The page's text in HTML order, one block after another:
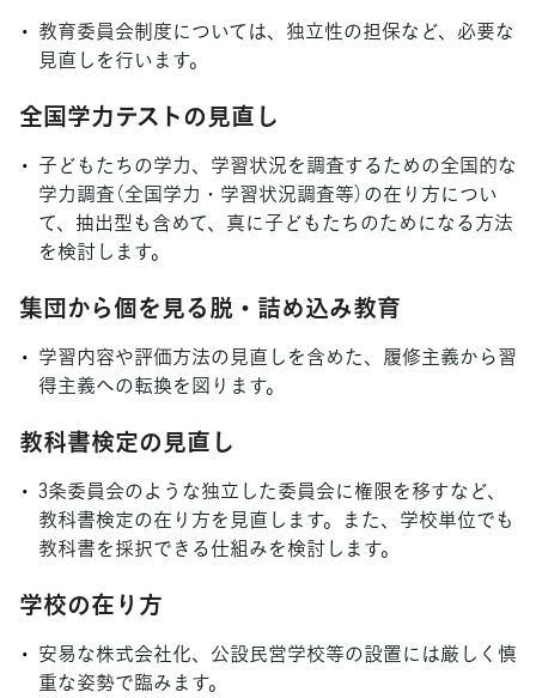
教育委員会制度については、独立性の担保など、必要な
見直しを行います。
全国学力テストの見直し
子どもたちの学力、学習状況を調査するための全国的な
学力調査（全国学力・学習状況調査等）の在り方につい
て、抽出型も含めて、真に子どもたちのためになる方法
を検討します。
集団から個を見る脱・詰め込み教育
学習内容や評価方法の見直しを含めた、履修主義から習
得主義への転換を図ります。
教科書検定の見直し
3条委員会のような独立した委員会に権限を移すなど、
教科書検定の在り方を見直します。また、学校単位でも
教科書を採択できる仕組みを検討します。
学校の在り方
安易な株式会社化、公設民営学校等の設置には厳しく慎
重な姿勢で臨みます。